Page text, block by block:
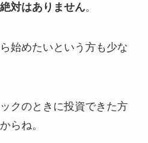
対はありません。
始めたいという方も少な
クのときに投資できた方
らね。